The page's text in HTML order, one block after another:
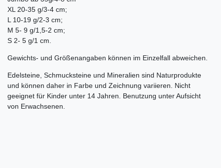
XL 20-35 g/3-4 cm;
L 10-19 g/2-3 cm;
M 5- 9 g/1,5-2 cm;
S 2- 5 g/1 cm.
Gewichts- und Größenangaben können im Einzelfall abweichen.
Edelsteine, Schmucksteine und Mineralien sind Naturprodukte
und können daher in Farbe und Zeichnung variieren. Nicht
geeignet für Kinder unter 14 Jahren. Benutzung unter Aufsicht
von Erwachsenen.